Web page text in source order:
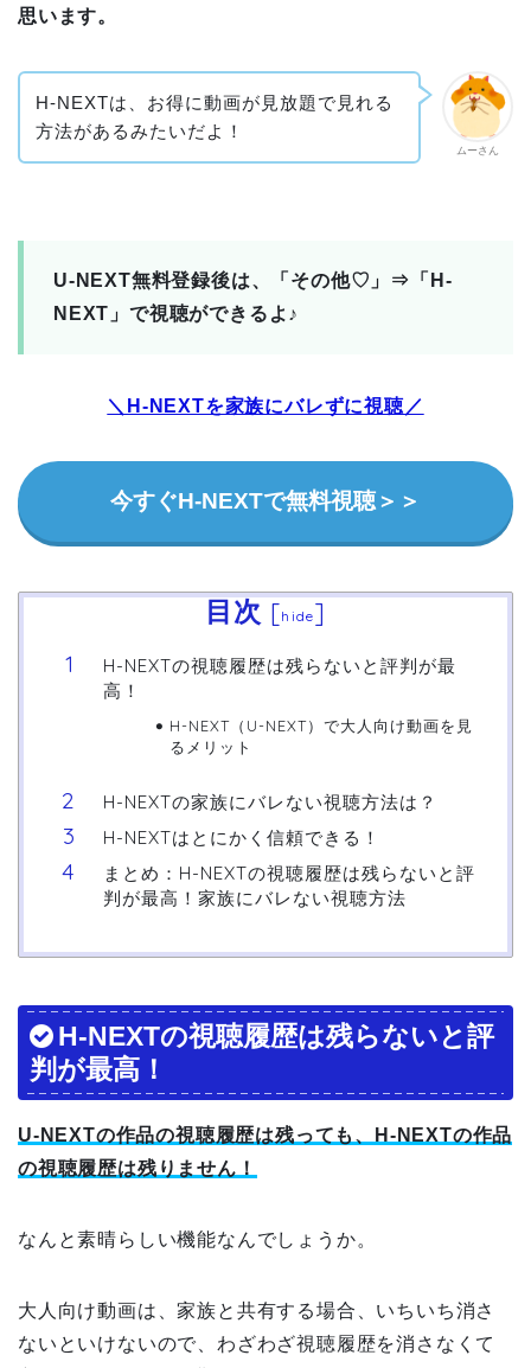
思います。
ムーさん
H-NEXTは、お得に動画が見放題で見れる
方法があるみたいだよ！
U-NEXT無料登録後は、「その他♡」⇒「H-
NEXT」で視聴ができるよ♪
＼H-NEXTを家族にバレずに視聴／
今すぐH-NEXTで無料視聴＞＞
目次 [hide]
H-NEXTの視聴履歴は残らないと評判が最
高！
H-NEXT（U-NEXT）で大人向け動画を見
るメリット
H-NEXTの家族にバレない視聴方法は？
H-NEXTはとにかく信頼できる！
まとめ：H-NEXTの視聴履歴は残らないと評
判が最高！家族にバレない視聴方法
H-NEXTの視聴履歴は残らないと評
判が最高！
U-NEXTの作品の視聴履歴は残っても、H-NEXTの作品
の視聴履歴は残りません！
なんと素晴らしい機能なんでしょうか。
大人向け動画は、家族と共有する場合、いちいち消さ
ないといけないので、わざわざ視聴履歴を消さなくて